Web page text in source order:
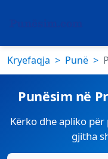
Kryefaqja Punë
Punësim në
Kërko dhe apliko për
gjitha